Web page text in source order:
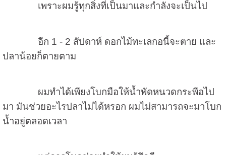
เพราะผมรู้ทุกสิ่งที่เป็นมาและกำลังจะเป็นไป
อีก 1 - 2 สัปดาห์ ดอกไม้ทะเลกอนี้จะตาย และ
ปลาน้อยก็ตายตาม
ผมทำได้เพียงโบกมือให้น้ำพัดหนวดกระพือไป
มา มันช่วยอะไรปลาไม่ได้หรอก ผมไม่สามารถจะมาโบก
น้ำอยู่ตลอดเวลา